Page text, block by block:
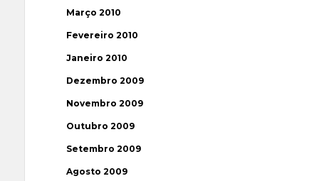
Março 2010
Fevereiro 2010
Janeiro 2010
Dezembro 2009
Novembro 2009
Outubro 2009
Setembro 2009
Agosto 2009